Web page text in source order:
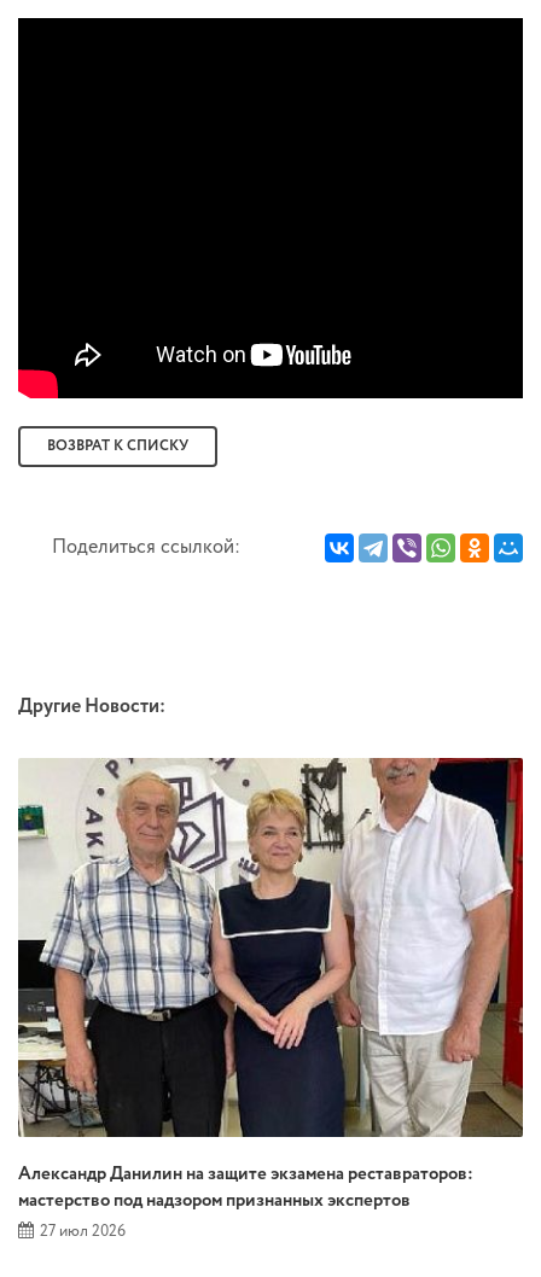
ВОЗВРАТ К СПИСКУ
Поделиться ссылкой:
Другие Новости:
Александр Данилин на защите экзамена реставраторов:
мастерство под надзором признанных экспертов
27 июл 2026